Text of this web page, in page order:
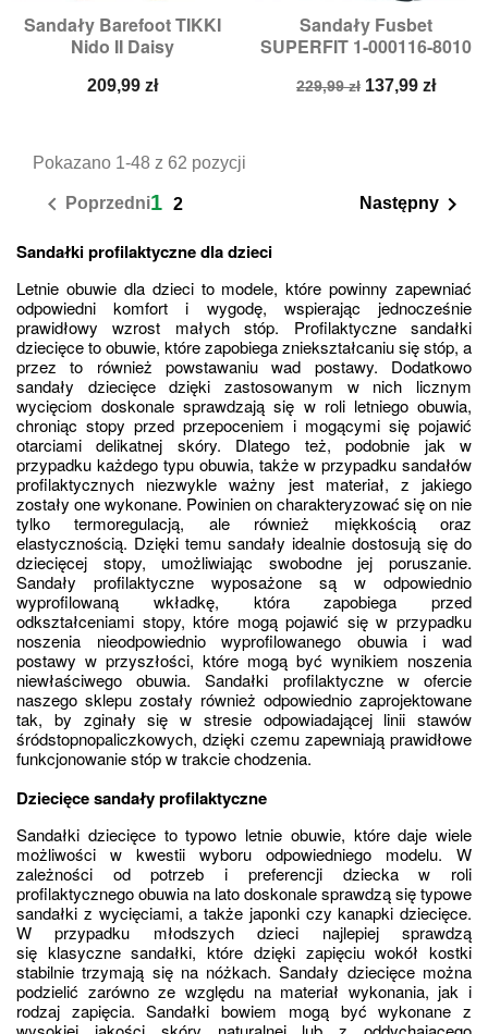
Sandały Barefoot TIKKI
Nido II Daisy
Cena
209,99 zł
Sandały Fusbet
SUPERFIT 1-000116-8010
Cena
229,99 zł Cena
137,99 zł
Pokazano 1-48 z 62 pozycji
 Poprzedni1 2 Następny 
Sandałki profilaktyczne dla dzieci
Letnie obuwie dla dzieci to modele, które powinny zapewniać
odpowiedni komfort i wygodę, wspierając jednocześnie
prawidłowy wzrost małych stóp. Profilaktyczne sandałki
dziecięce to obuwie, które zapobiega zniekształcaniu się stóp, a
przez to również powstawaniu wad postawy. Dodatkowo
sandały dziecięce dzięki zastosowanym w nich licznym
wycięciom doskonale sprawdzają się w roli letniego obuwia,
chroniąc stopy przed przepoceniem i mogącymi się pojawić
otarciami delikatnej skóry. Dlatego też, podobnie jak w
przypadku każdego typu obuwia, także w przypadku sandałów
profilaktycznych niezwykle ważny jest materiał, z jakiego
zostały one wykonane. Powinien on charakteryzować się on nie
tylko termoregulacją, ale również miękkością oraz
elastycznością. Dzięki temu sandały idealnie dostosują się do
dziecięcej stopy, umożliwiając swobodne jej poruszanie.
Sandały profilaktyczne wyposażone są w odpowiednio
wyprofilowaną wkładkę, która zapobiega przed
odkształceniami stopy, które mogą pojawić się w przypadku
noszenia nieodpowiednio wyprofilowanego obuwia i wad
postawy w przyszłości, które mogą być wynikiem noszenia
niewłaściwego obuwia. Sandałki profilaktyczne w ofercie
naszego sklepu zostały również odpowiednio zaprojektowane
tak, by zginały się w stresie odpowiadającej linii stawów
śródstopnopaliczkowych, dzięki czemu zapewniają prawidłowe
funkcjonowanie stóp w trakcie chodzenia.
Dziecięce sandały profilaktyczne
Sandałki dziecięce to typowo letnie obuwie, które daje wiele
możliwości w kwestii wyboru odpowiedniego modelu. W
zależności od potrzeb i preferencji dziecka w roli
profilaktycznego obuwia na lato doskonale sprawdzą się typowe
sandałki z wycięciami, a także japonki czy kanapki dziecięce.
W przypadku młodszych dzieci najlepiej sprawdzą
się klasyczne sandałki, które dzięki zapięciu wokół kostki
stabilnie trzymają się na nóżkach. Sandały dziecięce można
podzielić zarówno ze względu na materiał wykonania, jak i
rodzaj zapięcia. Sandałki bowiem mogą być wykonane z